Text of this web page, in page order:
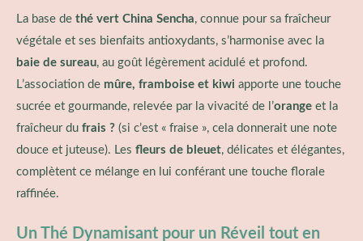
La base de thé vert China Sencha, connue pour sa fraîcheur
végétale et ses bienfaits antioxydants, s’harmonise avec la
baie de sureau, au goût légèrement acidulé et profond.
L’association de mûre, framboise et kiwi apporte une touche
sucrée et gourmande, relevée par la vivacité de l’orange et la
fraîcheur du frais ? (si c’est « fraise », cela donnerait une note
douce et juteuse). Les fleurs de bleuet, délicates et élégantes,
complètent ce mélange en lui conférant une touche florale
raffinée.
Un Thé Dynamisant pour un Réveil tout en